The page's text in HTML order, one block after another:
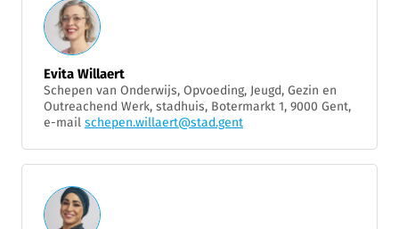
Evita Willaert
Schepen van Onderwijs, Opvoeding, Jeugd, Gezin en
Outreachend Werk, stadhuis, Botermarkt 1, 9000 Gent,
e-mail schepen.willaert@stad.gent